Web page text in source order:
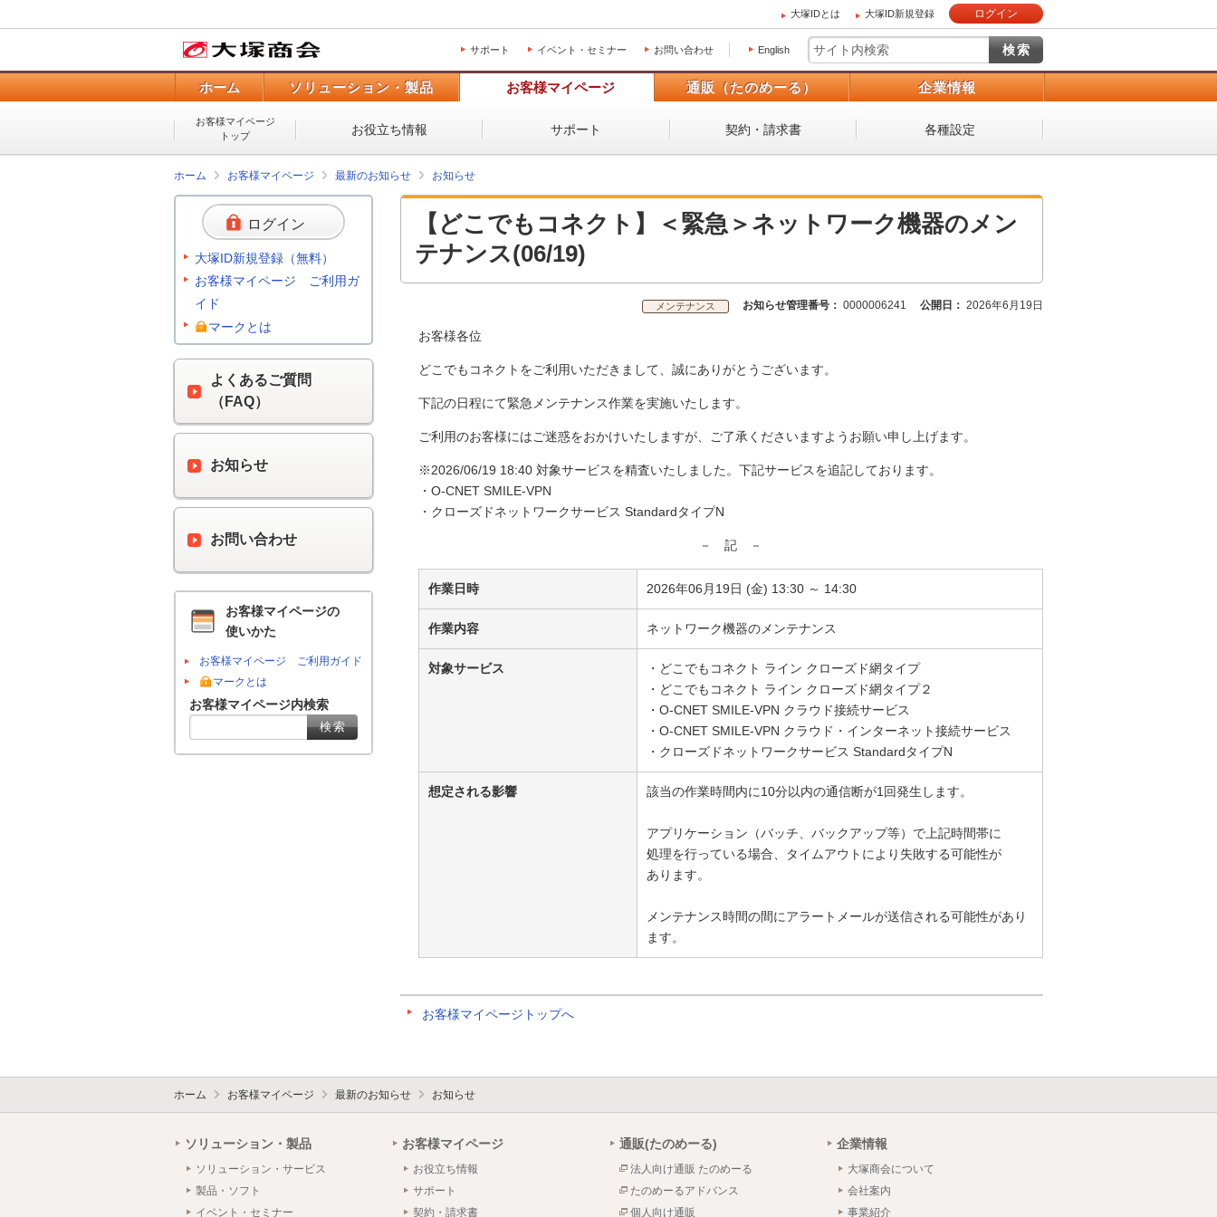
大塚IDとは 大塚ID新規登録 ログイン
サポート イベント・セミナー お問い合わせ English
ホーム ソリューション・製品 お客様マイページ 通販（たのめーる） 企業情報
お客様マイページ
トップ
お役立ち情報 サポート 契約・請求書 各種設定
ホーム お客様マイページ 最新のお知らせ お知らせ
【どこでもコネクト】＜緊急＞ネットワーク機器のメン
テナンス(06/19)
メンテナンス お知らせ管理番号： 0000006241 公開日： 2026年6月19日
お客様各位
どこでもコネクトをご利用いただきまして、誠にありがとうございます。
下記の日程にて緊急メンテナンス作業を実施いたします。
ご利用のお客様にはご迷惑をおかけいたしますが、ご了承くださいますようお願い申し上げます。
※2026/06/19 18:40 対象サービスを精査いたしました。下記サービスを追記しております。
・O-CNET SMILE-VPN
・クローズドネットワークサービス StandardタイプN
－ 記 －
作業日時 2026年06月19日 (金) 13:30 ～ 14:30
作業内容 ネットワーク機器のメンテナンス
対象サービス
・どこでもコネクト ライン クローズド網タイプ
・どこでもコネクト ライン クローズド網タイプ２
・O-CNET SMILE-VPN クラウド接続サービス
・O-CNET SMILE-VPN クラウド・インターネット接続サービス
・クローズドネットワークサービス StandardタイプN
想定される影響 該当の作業時間内に10分以内の通信断が1回発生します。
アプリケーション（バッチ、バックアップ等）で上記時間帯に
処理を行っている場合、タイムアウトにより失敗する可能性が
あります。
メンテナンス時間の間にアラートメールが送信される可能性があり
ます。
お客様マイページトップへ
ログイン
大塚ID新規登録（無料）
お客様マイページ ご利用ガ
イド
マークとは
よくあるご質問
（FAQ）
お知らせ
お問い合わせ
お客様マイページの
使いかた
お客様マイページ ご利用ガイド
マークとは
お客様マイページ内検索
ホーム お客様マイページ 最新のお知らせ お知らせ
ソリューション・製品
ソリューション・サービス
製品・ソフト
イベント・セミナー
お客様マイページ
お役立ち情報
サポート
契約・請求書
通販(たのめーる)
法人向け通販 たのめーる
たのめーるアドバンス
個人向け通販
企業情報
大塚商会について
会社案内
事業紹介